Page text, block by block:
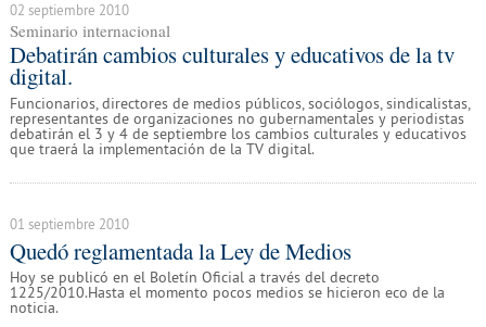
02 septiembre 2010
Seminario internacional
Debatirán cambios culturales y educativos de la tv
digital.
Funcionarios, directores de medios públicos, sociólogos, sindicalistas,
representantes de organizaciones no gubernamentales y periodistas
debatirán el 3 y 4 de septiembre los cambios culturales y educativos
que traerá la implementación de la TV digital.
01 septiembre 2010
Quedó reglamentada la Ley de Medios
Hoy se publicó en el Boletín Oficial a través del decreto
1225/2010.Hasta el momento pocos medios se hicieron eco de la
noticia.